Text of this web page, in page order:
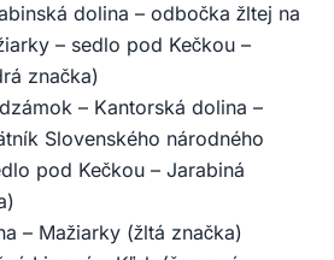
dolina – odbočka žltej na
– sedlo pod Kečkou –
značka)
– Kantorská dolina –
Slovenského národného
pod Kečkou – Jarabiná
– Mažiarky (žltá značka)